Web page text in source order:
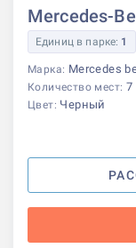
Mercedes-
Единиц в парке: 1
Марка: Mercedes
Количество мест: 7
Цвет: Черный